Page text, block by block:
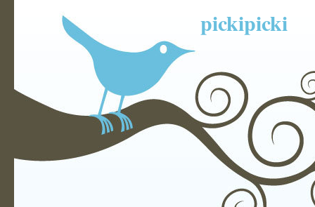
pickipicki